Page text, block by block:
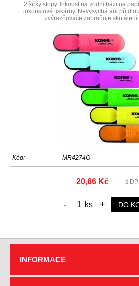
2 šířky stopy. Inkoust na vodní bázi na
inkoustové tiskárny. Nevysychá ani při
zvýrazňovače zabraňuje
Kód: MR4274O
20,66 Kč s
- + DO
INFORMACE